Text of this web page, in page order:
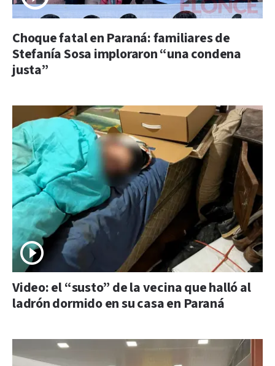
Choque fatal en Paraná: familiares de
Stefanía Sosa imploraron “una condena
justa”
Video: el “susto” de la vecina que halló al
ladrón dormido en su casa en Paraná